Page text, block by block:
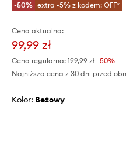
-50% extra -5% z kodem: OFF*
Cena aktualna:
99,99 zł
Cena regularna: 199,99 zł -50%
Najniższa cena z 30 dni przed
Kolor: beżowy